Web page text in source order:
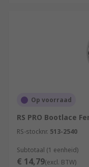
Op voorraad
RS PRO Bootlace
RS-stocknr. 513-2540
Subtotaal (1 eenheid)
€ 14,79(excl. BTW)